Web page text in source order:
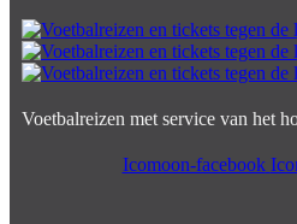
Voetbalreizen met service van het
Icomoon-facebook